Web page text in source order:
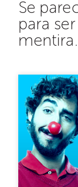
Se
para
mentira.